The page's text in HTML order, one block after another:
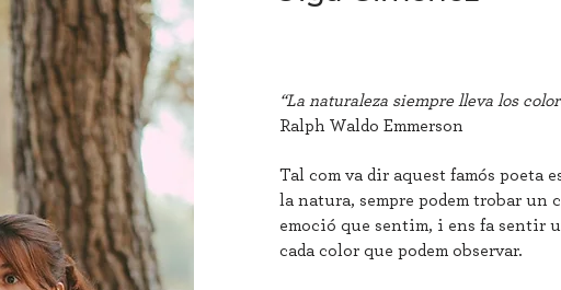
“La naturaleza siempre lleva los
Ralph Waldo Emmerson
Tal com va dir aquest famós poeta
la natura, sempre podem trobar un
emoció que sentim, i ens fa sentir
cada color que podem observar.